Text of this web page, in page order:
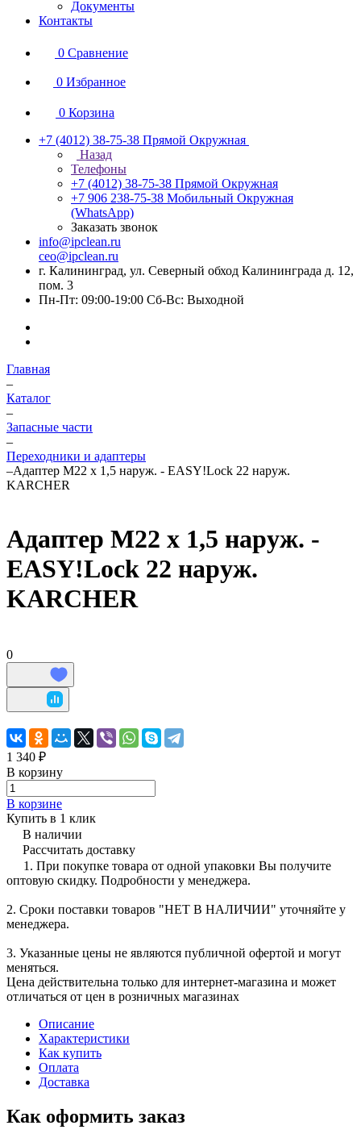
Документы
Контакты
0 Сравнение
0 Избранное
0 Корзина
+7 (4012) 38-75-38 Прямой Окружная
Назад
Телефоны
+7 (4012) 38-75-38 Прямой Окружная
+7 906 238-75-38 Мобильный Окружная
(WhatsApp)
Заказать звонок
info@ipclean.ru
ceo@ipclean.ru
г. Калининград, ул. Северный обход Калининграда д. 12,
пом. 3
Пн-Пт: 09:00-19:00 Сб-Вс: Выходной
Главная
–
Каталог
–
Запасные части
–
Переходники и адаптеры
–Адаптер M22 х 1,5 наруж. - EASY!Lock 22 наруж.
KARCHER
Адаптер M22 х 1,5 наруж. -
EASY!Lock 22 наруж.
KARCHER
0
1 340 ₽
В корзину
В корзине
Купить в 1 клик
В наличии
Рассчитать доставку
1. При покупке товара от одной упаковки Вы получите
оптовую скидку. Подробности у менеджера.
2. Сроки поставки товаров "НЕТ В НАЛИЧИИ" уточняйте у
менеджера.
3. Указанные цены не являются публичной офертой и могут
меняться.
Цена действительна только для интернет-магазина и может
отличаться от цен в розничных магазинах
Описание
Характеристики
Как купить
Оплата
Доставка
Как оформить заказ